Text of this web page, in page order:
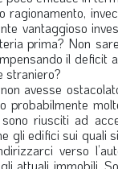
ragionamento,
vantaggioso
prima? Non
il deficit
straniero?
avesse
probabilmente
riusciti ad
gli edifici sui quali
verso
attuali immobili.